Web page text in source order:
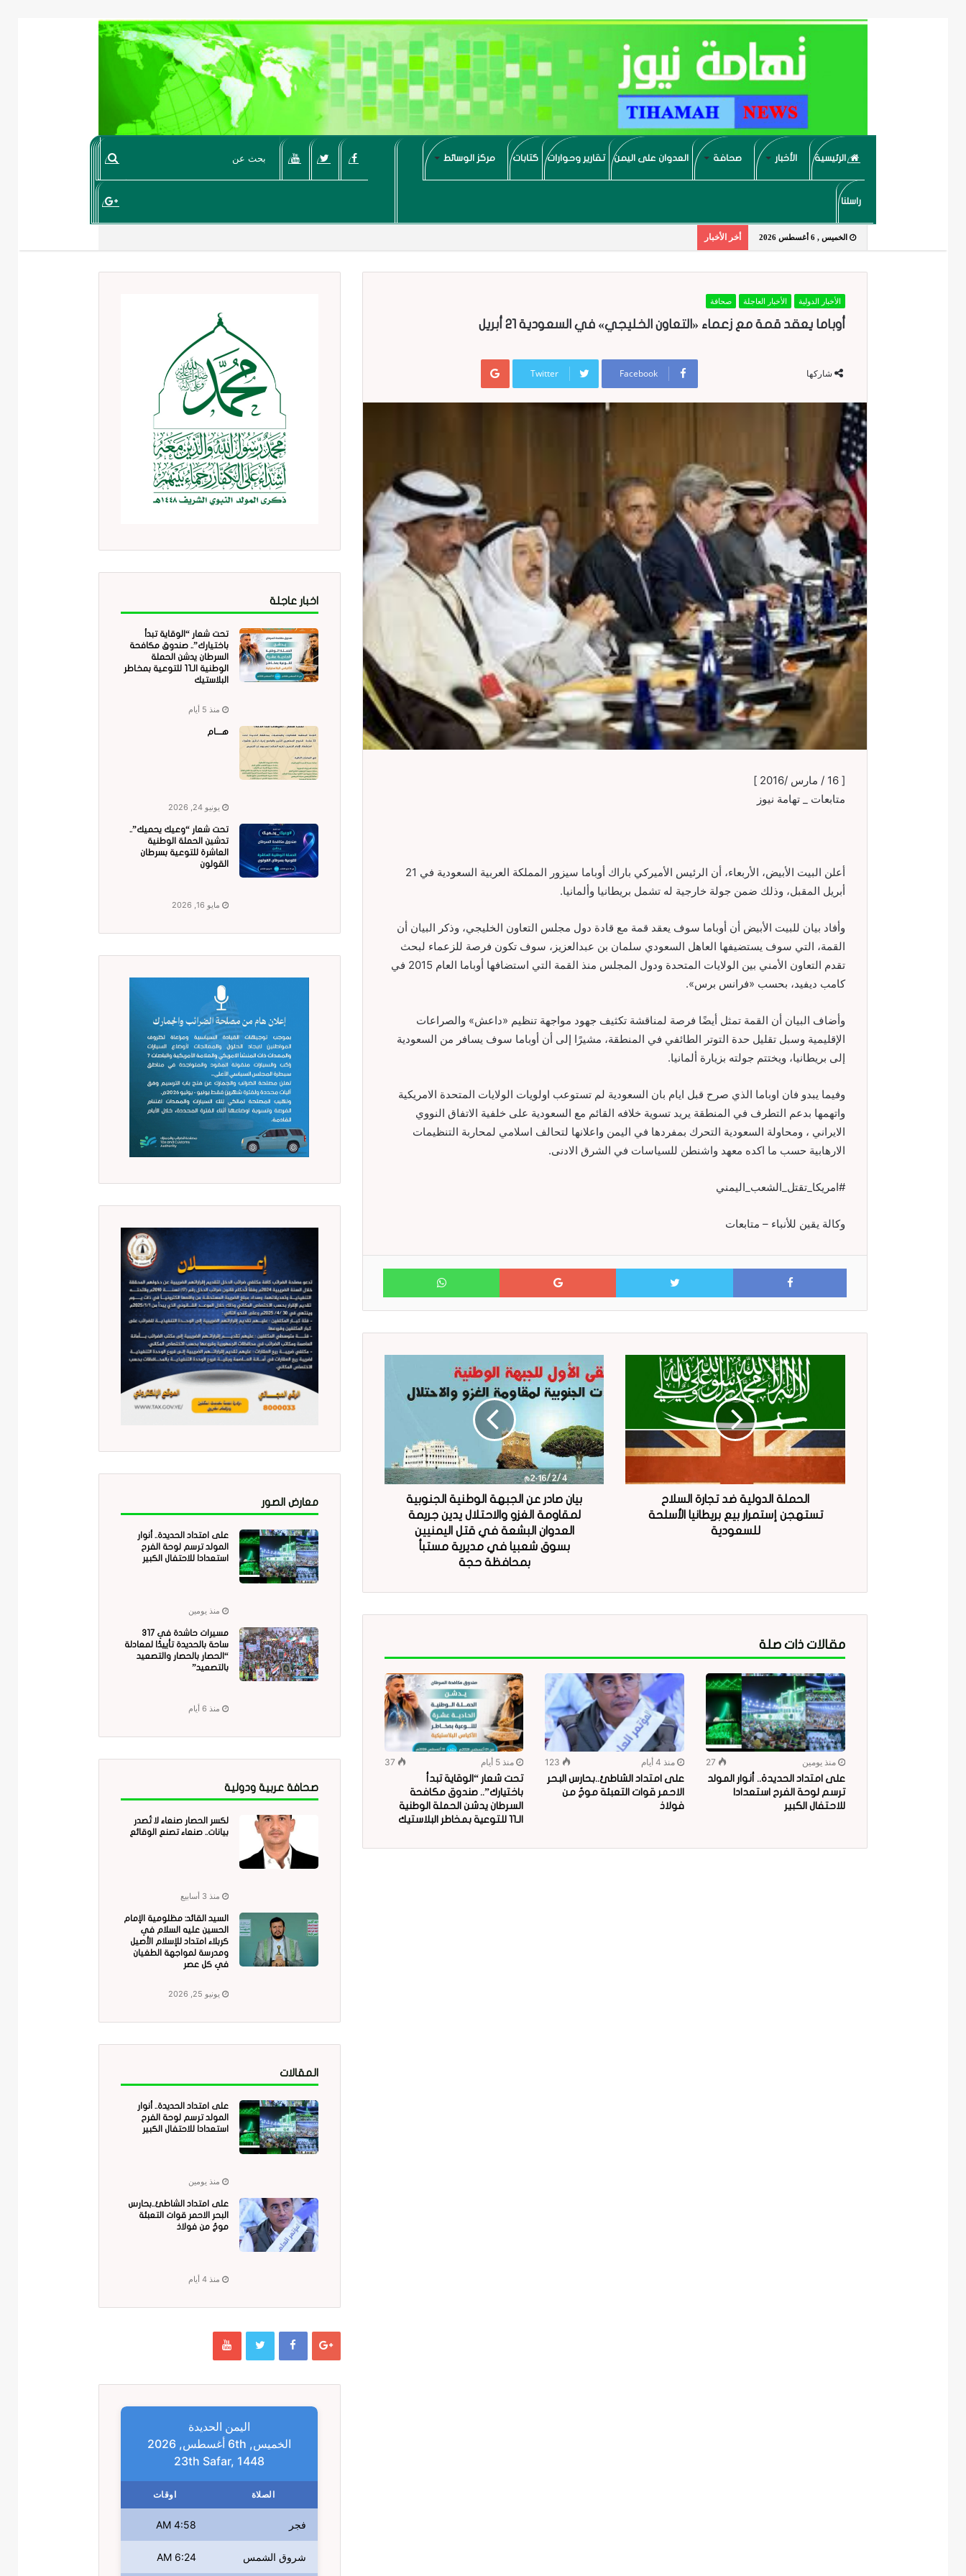
الرئيسية الأخبار صحافة العدوان على اليمن تقارير وحوارات كتابات مركز الوسائط
راسلنا
الخميس , 6 أغسطس 2026 أخر الأخبار
الأخبار الدولية الأخبار العاجلة صحافة
أوباما يعقد قمة مع زعماء «التعاون الخليجي» في السعودية 21 أبريل
شاركها Facebook
Twitter
Google+
[ 16 / مارس /2016 ]
متابعات _ تهامة نيوز
أعلن البيت الأبيض، الأربعاء، أن الرئيس الأميركي باراك أوباما سيزور المملكة العربية السعودية في 21
أبريل المقبل، وذلك ضمن جولة خارجية له تشمل بريطانيا وألمانيا.
وأفاد بيان للبيت الأبيض أن أوباما سوف يعقد قمة مع قادة دول مجلس التعاون الخليجي، وذكر البيان أن
القمة، التي سوف يستضيفها العاهل السعودي سلمان بن عبدالعزيز، سوف تكون فرصة للزعماء لبحث
تقدم التعاون الأمني بين الولايات المتحدة ودول المجلس منذ القمة التي استضافها أوباما العام 2015 في
كامب ديفيد، بحسب «فرانس برس».
وأضاف البيان أن القمة تمثل أيضًا فرصة لمناقشة تكثيف جهود مواجهة تنظيم «داعش» والصراعات
الإقليمية وسبل تقليل حدة التوتر الطائفي في المنطقة، مشيرًا إلى أن أوباما سوف يسافر من السعودية
إلى بريطانيا، ويختتم جولته بزيارة ألمانيا.
وفيما يبدو فان اوباما الذي صرح قبل ايام بان السعودية لم تستوعب اولويات الولايات المتحدة الامريكية
واتهمها بدعم التطرف في المنطقة يريد تسوية خلافه القائم مع السعودية على خلفية الاتفاق النووي
الايراني ، ومحاولة السعودية التحرك بمفردها في اليمن واعلانها لتحالف اسلامي لمحاربة التنظيمات
الارهابية حسب ما اكده معهد واشنطن للسياسات في الشرق الادنى.
‫#‏امريكا_تقتل_الشعب_اليمني‬
وكالة يقين للأنباء – متابعات
Facebook
Twitter
Google+
WhatsApp
الحملة الدولية ضد تجارة السلاح
تستهجن إستمرار بيع بريطانيا الأسلحة
للسعودية
بيان صادر عن الجبهة الوطنية الجنوبية
لمقاومة الغزو والاحتلال يدين جريمة
العدوان البشعة في قتل اليمنيين
بسوق شعبيا في مديرية مستبأ
بمحافظة حجة
مقالات ذات صلة
منذ يومين
27
على امتداد الحديدة.. أنوار المولد
ترسم لوحة الفرح استعدادا
للاحتفال الكبير
منذ 4 أيام
123
على امتداد الشاطئ..بحارس البحر
الاحمر قوات التعبئة موجٌ من
فولاذ
منذ 5 أيام
37
تحت شعار “الوقاية تبدأ
باختيارك”.. صندوق مكافحة
السرطان يدشن الحملة الوطنية
الـ11 للتوعية بمخاطر البلاستيك
اخبار عاجلة
تحت شعار “الوقاية تبدأ
باختيارك”.. صندوق مكافحة
السرطان يدشن الحملة
الوطنية الـ11 للتوعية بمخاطر
البلاستيك
منذ 5 أيام
هــــام
يونيو 24, 2026
تحت شعار “وعيك يحميك”..
تدشين الحملة الوطنية
العاشرة للتوعية بسرطان
القولون
مايو 16, 2026
معارض الصور
على امتداد الحديدة.. أنوار
المولد ترسم لوحة الفرح
استعدادا للاحتفال الكبير
منذ يومين
مسيرات حاشدة في 317
ساحة بالحديدة تأييدًا لمعادلة
“الحصار بالحصار والتصعيد
بالتصعيد”
منذ 6 أيام
صحافة عربية ودولية
لكسر الحصار صنعاء لا تُصدر
بيانات.. صنعاء تصنع الوقائع
منذ 3 أسابيع
السيد القائد: مظلومية الإمام
الحسين عليه السلام في
كربلاء امتداد للإسلام الأصيل
ومدرسة لمواجهة الطغيان
في كل عصر
يونيو 25, 2026
المقالات
على امتداد الحديدة.. أنوار
المولد ترسم لوحة الفرح
استعدادا للاحتفال الكبير
منذ يومين
على امتداد الشاطئ..بحارس
البحر الاحمر قوات التعبئة
موجٌ من فولاذ
منذ 4 أيام
اليمن الحديدة
الخميس, 6th أغسطس, 2026
23th Safar, 1448
الصلاة اوقات
فجر 4:58 AM
شروق الشمس 6:24 AM